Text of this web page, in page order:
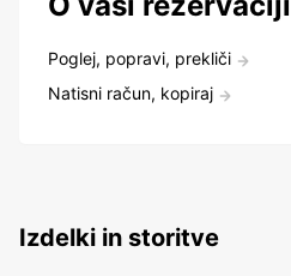
Poglej, popravi, prekliči
Natisni račun, kopiraj
Izdelki in storitve